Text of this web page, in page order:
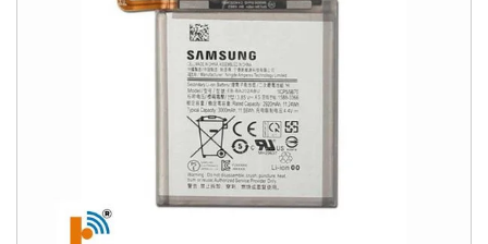
Màn hình iPhone
Màn hình Xiaomi Màn hình Realme
Màn hình Vsmart Màn hình Google Pixel
Pin iPhone Pin Samsumg
Pin Realme